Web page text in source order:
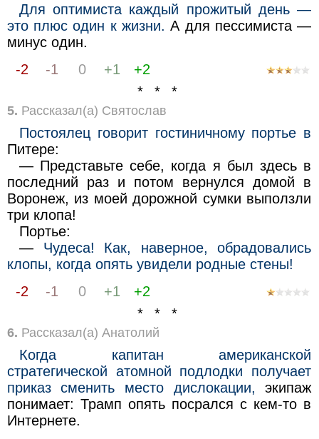
Для оптимиста каждый прожитый день —
это плюс один к жизни. А для пессимиста —
минус один.
-2
-1 0 +1
+2
* * *
5. Рассказал(а) Святослав
Постоялец говорит гостиничному портье в
Питере:
— Представьте себе, когда я был здесь в
последний раз и потом вернулся домой в
Воронеж, из моей дорожной сумки выползли
три клопа!
Портье:
— Чудеса! Как, наверное, обрадовались
клопы, когда опять увидели родные стены!
-2
-1 0 +1
+2
* * *
6. Рассказал(а) Анатолий
Когда капитан американской
стратегической атомной подлодки получает
приказ сменить место дислокации, экипаж
понимает: Трамп опять посрался с кем-то в
Интернете.